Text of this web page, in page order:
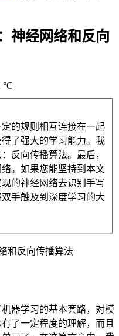
神经网络和反向
°C
的规则相互连接在一起
了强大的学习能力。我
反向传播算法。最后，
。如果您能坚持到本文
的神经网络去识别手写
手触及到深度学习的大
器学习的基本套路，对模
了一定程度的理解，而且